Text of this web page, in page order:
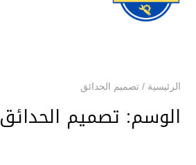
الرئيسية / تصميم الحدائق
الوسم: تصميم الحدائق